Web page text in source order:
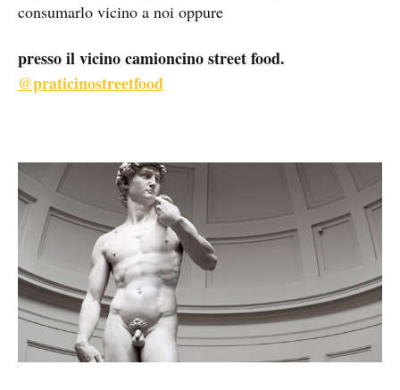
consumarlo vicino a noi oppure
presso il vicino camioncino street food.
@praticinostreetfood